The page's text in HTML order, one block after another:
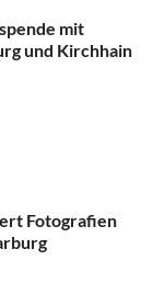
mit
und Kirchhain
Fotografien